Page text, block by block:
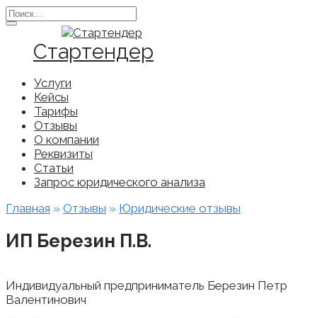
Перейти
к
содержанию
Search
for:
Стартендер
Услуги
Кейсы
Тарифы
Отзывы
О компании
Реквизиты
Статьи
Запрос юридического анализа
Главная » Отзывы » Юридические отзывы
ИП Березин П.В.
Индивидуальный предприниматель Березин Петр
Валентинович